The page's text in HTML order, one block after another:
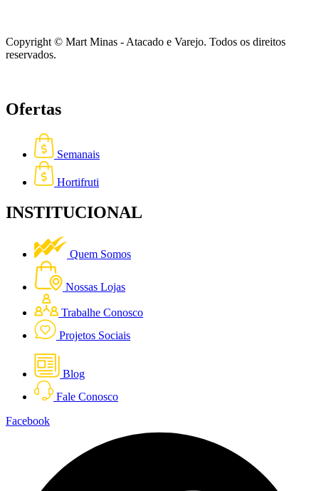
Copyright © Mart Minas - Atacado e Varejo. Todos os direitos
reservados.
Ofertas
Semanais
Hortifruti
INSTITUCIONAL
Quem Somos
Nossas Lojas
Trabalhe Conosco
Projetos Sociais
Blog
Fale Conosco
Facebook